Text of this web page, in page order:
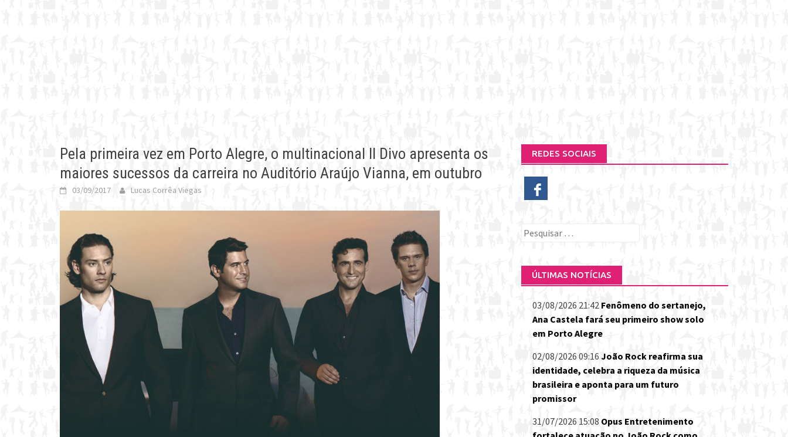
Pela primeira vez em Porto Alegre, o multinacional Il Divo apresenta os
maiores sucessos da carreira no Auditório Araújo Vianna, em outubro
03/09/2017 Lucas Corrêa Viegas
REDES SOCIAIS
Pesquisar
ÚLTIMAS NOTÍCIAS
03/08/2026 21:42 Fenômeno do sertanejo,
Ana Castela fará seu primeiro show solo
em Porto Alegre
02/08/2026 09:16 João Rock reafirma sua
identidade, celebra a riqueza da música
brasileira e aponta para um futuro
promissor
31/07/2026 15:08 Opus Entretenimento